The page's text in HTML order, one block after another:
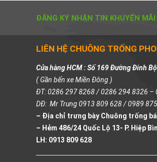
ĐĂNG KÝ NHẬN TIN KHUYẾN MÃI
LIÊN HỆ CHUÔNG TRỐNG
Cửa hàng HCM : Số 169 Đường Đinh
( Gần bến xe Miền Đông )
ĐT: 0286 297 8268 / 0286 294 8326 –
DĐ: Mr Trung 0913 809 628 / 0989
– Địa chỉ trưng bày Chuông trống
– Hẻm 486/24 Quốc Lộ 13- P. Hiệp
LH: 0913 809 628